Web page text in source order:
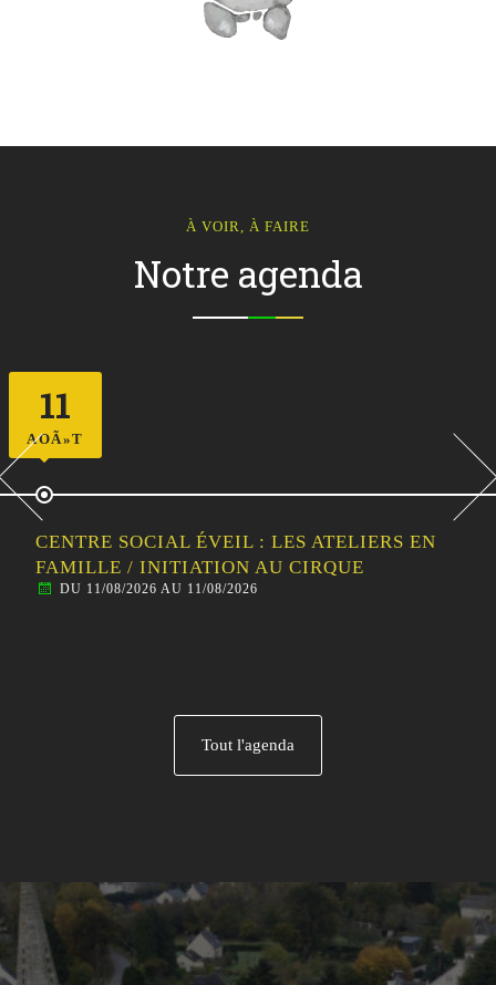
À VOIR, À FAIRE
Notre agenda
11
AOÃ»T
CENTRE SOCIAL ÉVEIL : LES ATELIERS EN
FAMILLE / INITIATION AU CIRQUE
DU 11/08/2026 AU 11/08/2026
Tout l'agenda